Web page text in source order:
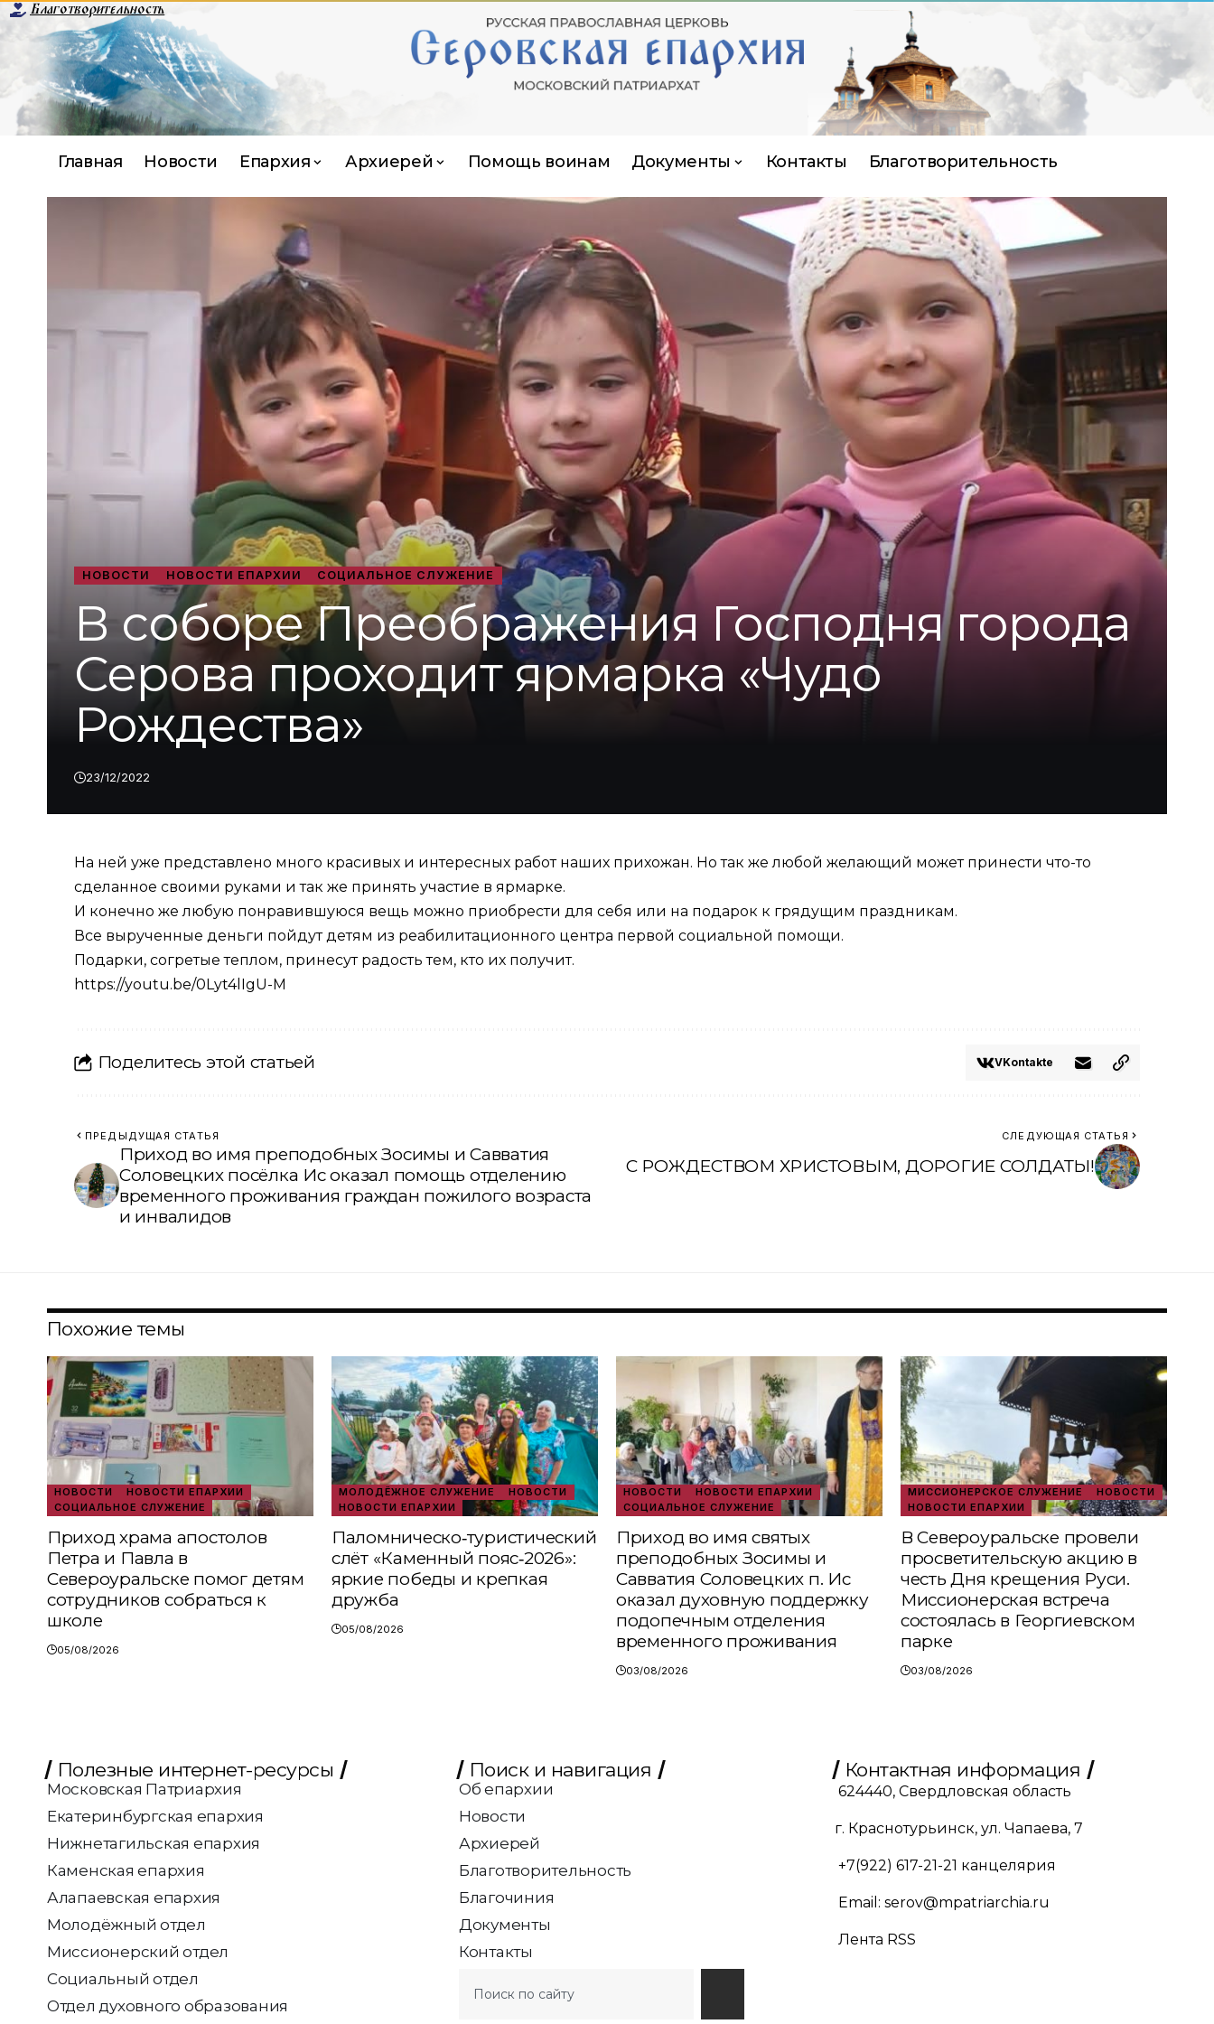
Благотворительность
Главная Новости Епархия Архиерей Помощь воинам Документы Контакты Благотворительность
НОВОСТИ НОВОСТИ ЕПАРХИИ СОЦИАЛЬНОЕ СЛУЖЕНИЕ
В соборе Преображения Господня города
Серова проходит ярмарка «Чудо
Рождества»
23/12/2022
На ней уже представлено много красивых и интересных работ наших прихожан. Но так же любой желающий может принести что-то
сделанное своими руками и так же принять участие в ярмарке.
И конечно же любую понравившуюся вещь можно приобрести для себя или на подарок к грядущим праздникам.
Все вырученные деньги пойдут детям из реабилитационного центра первой социальной помощи.
Подарки, согретые теплом, принесут радость тем, кто их получит.
https://youtu.be/0Lyt4lIgU-M
Поделитесь этой статьей VKontakte
ПРЕДЫДУЩАЯ СТАТЬЯ
Приход во имя преподобных Зосимы и Савватия
Соловецких посёлка Ис оказал помощь отделению
временного проживания граждан пожилого возраста
и инвалидов
СЛЕДУЮЩАЯ СТАТЬЯ
С РОЖДЕСТВОМ ХРИСТОВЫМ, ДОРОГИЕ СОЛДАТЫ!
Похожие темы
НОВОСТИ
НОВОСТИ ЕПАРХИИ
СОЦИАЛЬНОЕ СЛУЖЕНИЕ
Приход храма апостолов
Петра и Павла в
Североуральске помог детям
сотрудников собраться к
школе
05/08/2026
МОЛОДЁЖНОЕ СЛУЖЕНИЕ
НОВОСТИ
НОВОСТИ ЕПАРХИИ
Паломническо‑туристический
слёт «Каменный пояс‑2026»:
яркие победы и крепкая
дружба
05/08/2026
НОВОСТИ
НОВОСТИ ЕПАРХИИ
СОЦИАЛЬНОЕ СЛУЖЕНИЕ
Приход во имя святых
преподобных Зосимы и
Савватия Соловецких п. Ис
оказал духовную поддержку
подопечным отделения
временного проживания
03/08/2026
МИССИОНЕРСКОЕ СЛУЖЕНИЕ
НОВОСТИ
НОВОСТИ ЕПАРХИИ
В Североуральске провели
просветительскую акцию в
честь Дня крещения Руси.
Миссионерская встреча
состоялась в Георгиевском
парке
03/08/2026
Полезные интернет-ресурсы
Московская Патриархия
Екатеринбургская епархия
Нижнетагильская епархия
Каменская епархия
Алапаевская епархия
Молодёжный отдел
Миссионерский отдел
Социальный отдел
Отдел духовного образования
Поиск и навигация
Об епархии
Новости
Архиерей
Благотворительность
Благочиния
Документы
Контакты
Контактная информация
624440, Свердловская область
г. Краснотурьинск, ул. Чапаева, 7
+7(922) 617-21-21 канцелярия
Email: serov@mpatriarchia.ru
Лента RSS